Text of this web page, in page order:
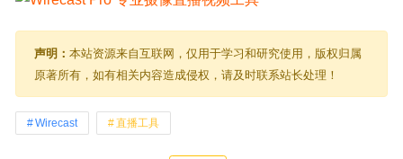
声明： 本站资源来自互联网，仅用于学习和研究使用，版权归属
原著所有，如有相关内容造成侵权，请及时联系站长处理！
Wirecast 直播工具